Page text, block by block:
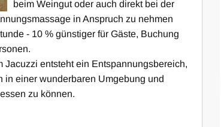
anzusehen und zu mieten.
beim Weingut oder auch direkt bei der
in Anspruch zu nehmen
- 10 % günstiger für Gäste, Buchung
Jacuzzi entsteht ein Entspannungsbereich,
in einer wunderbaren Umgebung und
zu können.